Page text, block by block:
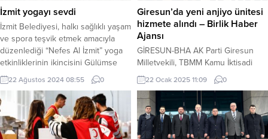
Amerika Birleşik Devletleri’nde
sürdüren iş insanı Çağrı Kanver’i,
Manisa Büyükşehir Belediyesinde...
Edremit ilçeleri ile Şanlıurfa’da
gerçekleştirilen operasyonlarda
toplam 311,5 kg...
İzmit yogayı sevdi
İzmit Belediyesi, halkı sağlıklı yaşam
ve spora teşvik etmek amacıyla
düzenlediği “Nefes Al İzmit” yoga
etkinliklerinin ikincisini Gülümse
Kafe bahçesinde büyük bir ilgiyle
gerçekleştirdi. KOCAELİ (İGFA) –
İzmit Belediyesi Spor İşleri
Müdürlüğü, “Nefes Al İzmit”
sloganıyla halkı doğru nefes alma
tekniklerini öğrenmeye ve fiziksel
22 Ağustos 2024 08:55 0
Giresun’da yeni anjiyo ünitesi
hizmete alındı – Birlik Haber
Ajansı
GİRESUN-BHA AK Parti Giresun
Milletvekili, TBMM Kamu İktisadi
Teşebbüsleri Komisyonu Üyesi Ali
Temür, Giresun Prof. Dr. A. İlhan
Özdemir Devlet Hastanesi yeni
Anjiyo Ünitesinin hizmete
başladığını açıkladı. Giresun
Milletvekili Ali Temür yaptığı
22 Ocak 2025 11:09 0